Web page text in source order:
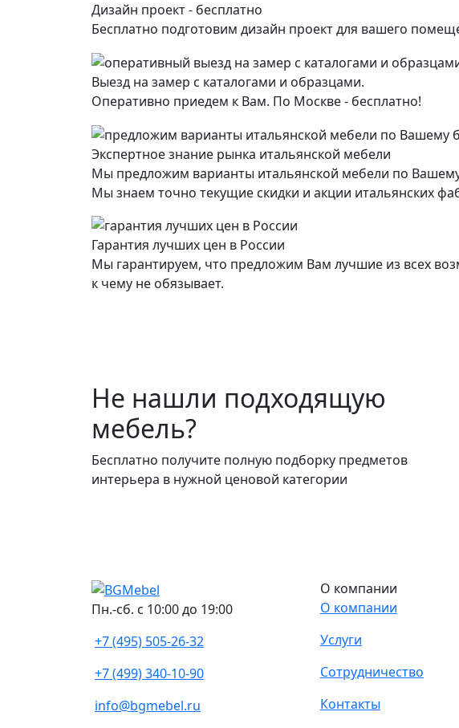
Дизайн проект - бесплатно
Бесплатно подготовим дизайн проект для вашего
Выезд на замер с каталогами и образцами.
Оперативно приедем к Вам. По Москве - бесплатно!
Экспертное знание рынка итальянской мебели
Мы предложим варианты итальянской мебели по
Мы знаем точно текущие скидки и акции итальянских
Гарантия лучших цен в России
Мы гарантируем, что предложим Вам лучшие из всех
к чему не обязывает.
Не нашли подходящую
мебель?
Бесплатно получите полную подборку предметов
интерьера в нужной ценовой категории
Пн.-сб. с 10:00 до 19:00
+7 (495) 505-26-32
+7 (499) 340-10-90
info@bgmebel.ru
О компании
О компании
Услуги
Сотрудничество
Контакты